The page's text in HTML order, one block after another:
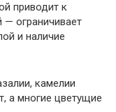
приводит к
ограничивает
и наличие
камелии
а многие цветущие